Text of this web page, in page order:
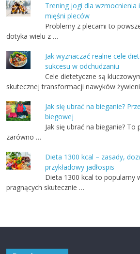
Trening jogi dla wzmocnienia
mięśni pleców
Problemy z plecami to
dotyka wielu z …
Jak wyznaczać realne cele
sukcesu w odchudzaniu
Cele dietetyczne są
skutecznej transformacji nawyków
Jak się ubrać na bieganie?
biegowej
Jak się ubrać na bieganie?
zarówno …
Dieta 1300 kcal – zasady,
przykładowy jadłospis
Dieta 1300 kcal to popularny
pragnących skutecznie …